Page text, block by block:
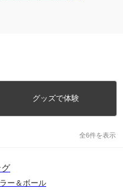
グッズで体験
全6件を表示
ー＆ボール